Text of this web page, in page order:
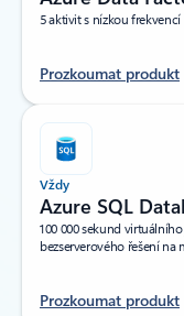
5 aktivit s nízkou frekvencí
Prozkoumat produkt
Vždy
Azure SQL
100 000 sekund
bezserverového řešení na
Prozkoumat produkt